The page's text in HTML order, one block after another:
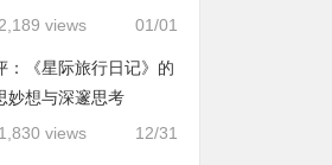
01/01
2,189 views
：《星际旅行日记》的
妙想与深邃思考
12/31
1,830 views